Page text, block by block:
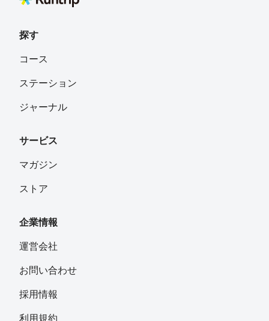
探す
コース
ステーション
ジャーナル
サービス
マガジン
ストア
企業情報
運営会社
お問い合わせ
採用情報
利用規約